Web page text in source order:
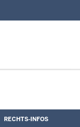
RECHTS-INFOS